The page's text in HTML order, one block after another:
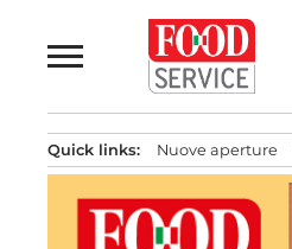
al
contenuto
Quick links: Nuove aperture